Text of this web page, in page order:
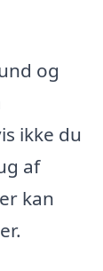
og
ikke du
af
kan